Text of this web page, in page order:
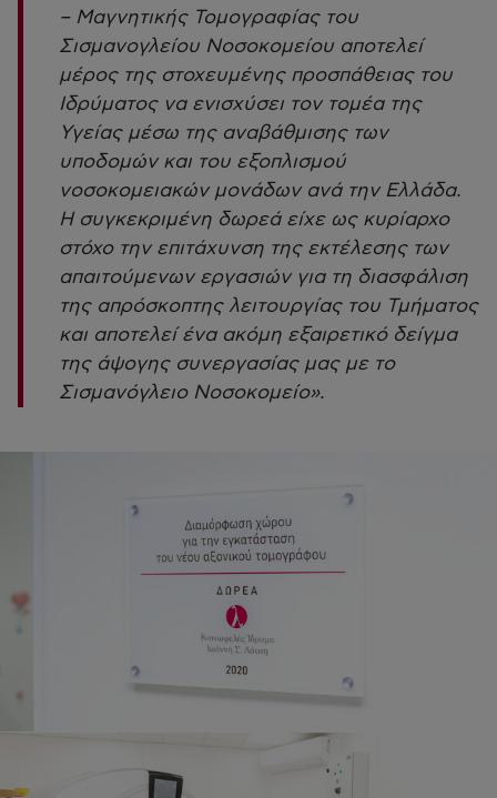
– Μαγνητικής Τομογραφίας του
Σισμανογλείου Νοσοκομείου αποτελεί
μέρος της στοχευμένης προσπάθειας του
Ιδρύματος να ενισχύσει τον τομέα της
Υγείας μέσω της αναβάθμισης των
υποδομών και του εξοπλισμού
νοσοκομειακών μονάδων ανά την Ελλάδα.
H συγκεκριμένη δωρεά είχε ως κυρίαρχο
στόχο την επιτάχυνση της εκτέλεσης των
απαιτούμενων εργασιών για τη διασφάλιση
της απρόσκοπτης λειτουργίας του Τμήματος
και αποτελεί ένα ακόμη εξαιρετικό δείγμα
της άψογης συνεργασίας μας με το
Σισμανόγλειο Νοσοκομείο».